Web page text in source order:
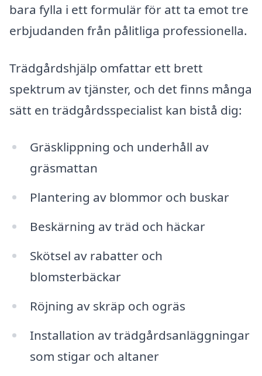
bara fylla i ett formulär för att ta emot tre
erbjudanden från pålitliga professionella.
Trädgårdshjälp omfattar ett brett
spektrum av tjänster, och det finns många
sätt en trädgårdsspecialist kan bistå dig:
Gräsklippning och underhåll av
gräsmattan
Plantering av blommor och buskar
Beskärning av träd och häckar
Skötsel av rabatter och
blomsterbäckar
Röjning av skräp och ogräs
Installation av trädgårdsanläggningar
som stigar och altaner